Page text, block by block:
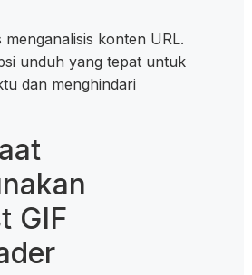
konten URL.
unduh yang tepat untuk
dan menghindari
GIF